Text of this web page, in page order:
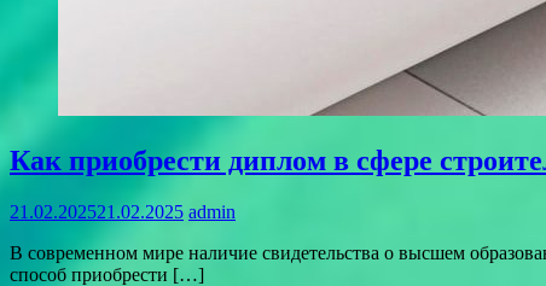
Как приобрести диплом в сфере
21.02.202521.02.2025 admin
В современном мире наличие свидетельства о высшем
способ приобрести […]